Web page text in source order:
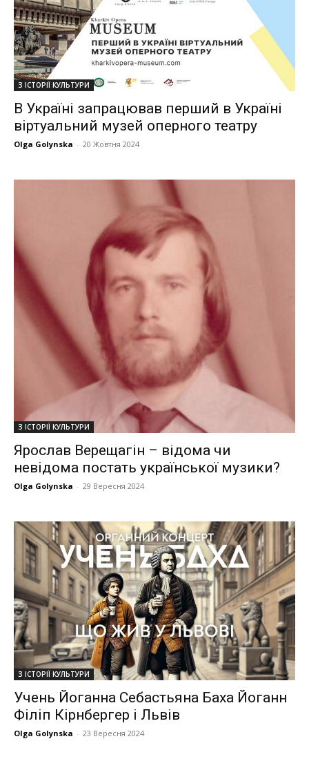
З ІСТОРІЇ КУЛЬТУРИ
В Україні запрацював перший в Україні
віртуальний музей оперного театру
Olga Golynska - 20 Жовтня 2024
З ІСТОРІЇ КУЛЬТУРИ
Ярослав Верещагін – відома чи
невідома постать української музики?
Olga Golynska - 29 Вересня 2024
З ІСТОРІЇ КУЛЬТУРИ
Учень Йоганна Себастьяна Баха Йоганн
Філіп Кірнбергер і Львів
Olga Golynska - 23 Вересня 2024